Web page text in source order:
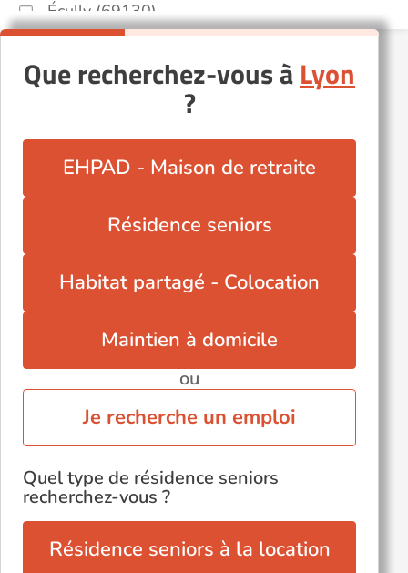
Écully (69130)
Que recherchez-vous àLyon
?
EHPAD - Maison de retraite
Résidence seniors
Habitat partagé - Colocation
Maintien à domicile
ou
Je recherche un emploi
Quel type de résidence seniors
recherchez-vous ?
Résidence seniors à la location